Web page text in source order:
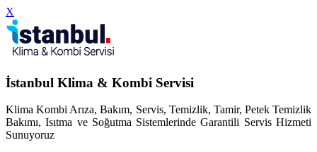
X
İstanbul Klima & Kombi Servisi
Klima Kombi Arıza, Bakım, Servis, Temizlik, Tamir, Petek Temizlik
Bakımı, Isıtma ve Soğutma Sistemlerinde Garantili Servis Hizmeti
Sunuyoruz